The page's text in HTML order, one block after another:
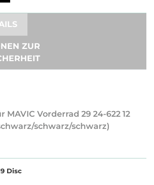
ZUR
Vorderrad 29 24-622 12
schwarz/schwarz)
Disc